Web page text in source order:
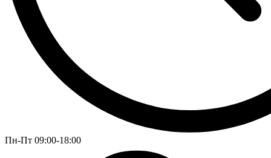
Пн-Пт 09:00-18:00